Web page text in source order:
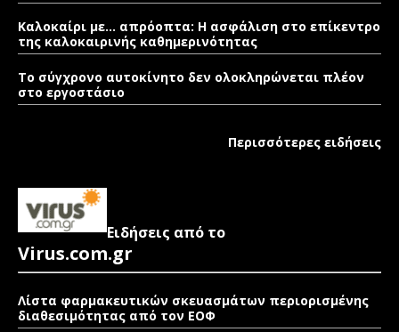
Καλοκαίρι με… απρόοπτα: Η ασφάλιση στο επίκεντρο
της καλοκαιρινής καθημερινότητας
Το σύγχρονο αυτοκίνητο δεν ολοκληρώνεται πλέον
στο εργοστάσιο
Περισσότερες ειδήσεις
Ειδήσεις από το
Virus.com.gr
Λίστα φαρμακευτικών σκευασμάτων περιορισμένης
διαθεσιμότητας από τον ΕΟΦ